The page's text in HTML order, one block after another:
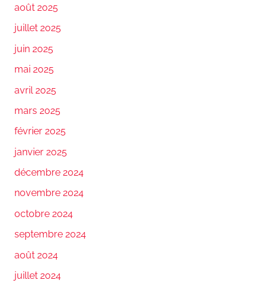
août 2025
juillet 2025
juin 2025
mai 2025
avril 2025
mars 2025
février 2025
janvier 2025
décembre 2024
novembre 2024
octobre 2024
septembre 2024
août 2024
juillet 2024